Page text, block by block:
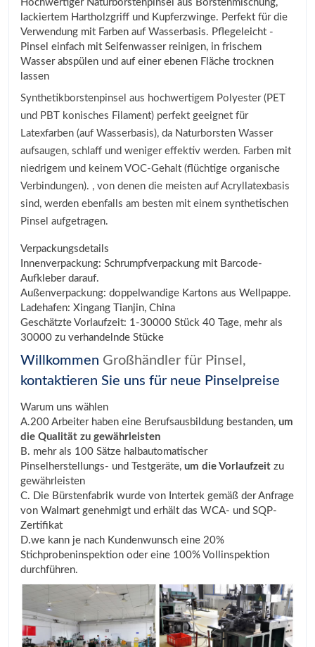
Hochwertiger Naturborstenpinsel aus Borstenmischung,
lackiertem Hartholzgriff und Kupferzwinge. Perfekt für die
Verwendung mit Farben auf Wasserbasis. Pflegeleicht -
Pinsel einfach mit Seifenwasser reinigen, in frischem
Wasser abspülen und auf einer ebenen Fläche trocknen
lassen
Synthetikborstenpinsel aus hochwertigem Polyester (PET
und PBT konisches Filament) perfekt geeignet für
Latexfarben (auf Wasserbasis), da Naturborsten Wasser
aufsaugen, schlaff und weniger effektiv werden. Farben mit
niedrigem und keinem VOC-Gehalt (flüchtige organische
Verbindungen). , von denen die meisten auf Acryllatexbasis
sind, werden ebenfalls am besten mit einem synthetischen
Pinsel aufgetragen.
Verpackungsdetails
Innenverpackung: Schrumpfverpackung mit Barcode-
Aufkleber darauf.
Außenverpackung: doppelwandige Kartons aus Wellpappe.
Ladehafen: Xingang Tianjin, China
Geschätzte Vorlaufzeit: 1-30000 Stück 40 Tage, mehr als
30000 zu verhandelnde Stücke
Willkommen Großhändler für Pinsel,
kontaktieren Sie uns für neue Pinselpreise
Warum uns wählen
A.200 Arbeiter haben eine Berufsausbildung bestanden, um
die Qualität zu gewährleisten
B. mehr als 100 Sätze halbautomatischer
Pinselherstellungs- und Testgeräte, um die Vorlaufzeit zu
gewährleisten
C. Die Bürstenfabrik wurde von Intertek gemäß der Anfrage
von Walmart genehmigt und erhält das WCA- und SQP-
Zertifikat
D.we kann je nach Kundenwunsch eine 20%
Stichprobeninspektion oder eine 100% Vollinspektion
durchführen.